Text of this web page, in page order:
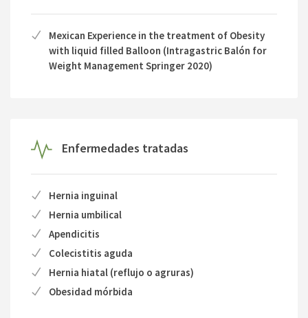
Mexican Experience in the treatment of Obesity
with liquid filled Balloon (Intragastric Balón for
Weight Management Springer 2020)
Enfermedades tratadas
Hernia inguinal
Hernia umbilical
Apendicitis
Colecistitis aguda
Hernia hiatal (reflujo o agruras)
Obesidad mórbida